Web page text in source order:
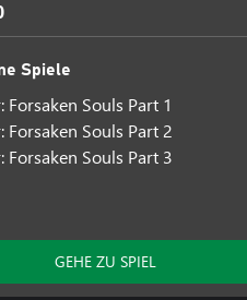
Spiele
Forsaken Souls Part 1
Forsaken Souls Part 2
Forsaken Souls Part 3
GEHE ZU SPIEL